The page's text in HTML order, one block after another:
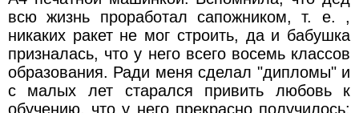
всю жизнь проработал сапожником, т. е. ,
никаких ракет не мог строить, да и бабушка
призналась, что у него всего восемь классов
образования. Ради меня сделал "дипломы" и
с малых лет старался привить любовь к
обучению, что у него прекрасно получилось: